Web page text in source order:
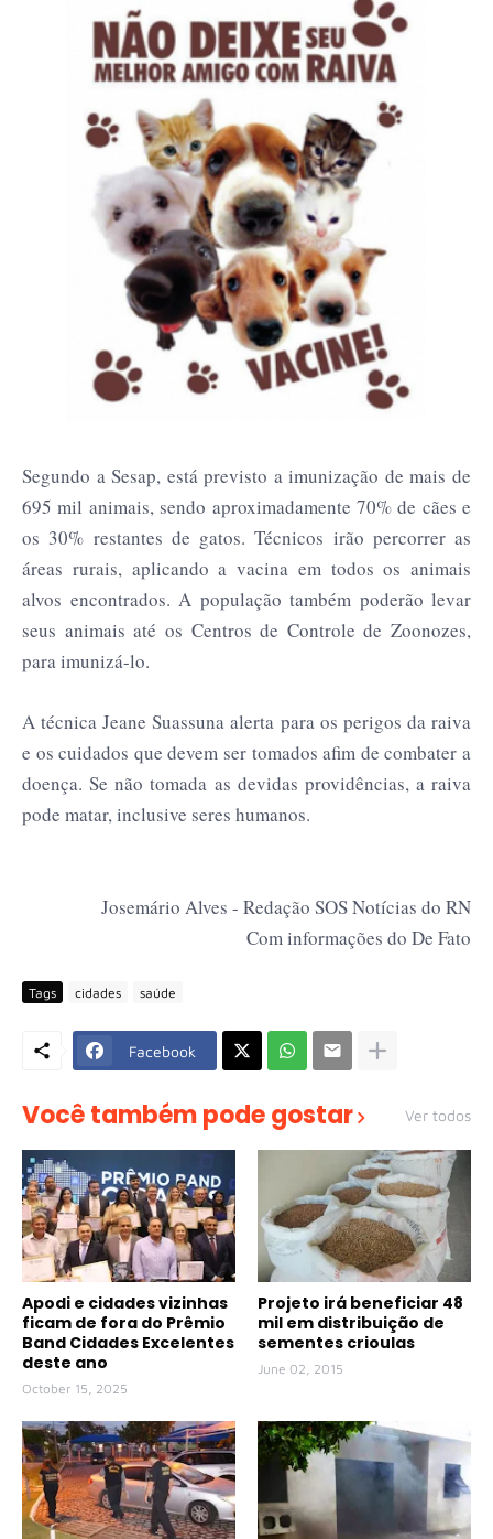
Segundo a Sesap, está previsto a imunização de mais de
695 mil animais, sendo aproximadamente 70% de cães e
os 30% restantes de gatos. Técnicos irão percorrer as
áreas rurais, aplicando a vacina em todos os animais
alvos encontrados. A população também poderão levar
seus animais até os Centros de Controle de Zoonozes,
para imunizá-lo.
A técnica Jeane Suassuna alerta para os perigos da raiva
e os cuidados que devem ser tomados afim de combater a
doença. Se não tomada as devidas providências, a raiva
pode matar, inclusive seres humanos.
Josemário Alves - Redação SOS Notícias do RN
Com informações do De Fato
Tags cidades saúde
Facebook
Você também pode gostar Ver todos
Apodi e cidades vizinhas
ficam de fora do Prêmio
Band Cidades Excelentes
deste ano
October 15, 2025
Projeto irá beneficiar 48
mil em distribuição de
sementes crioulas
June 02, 2015